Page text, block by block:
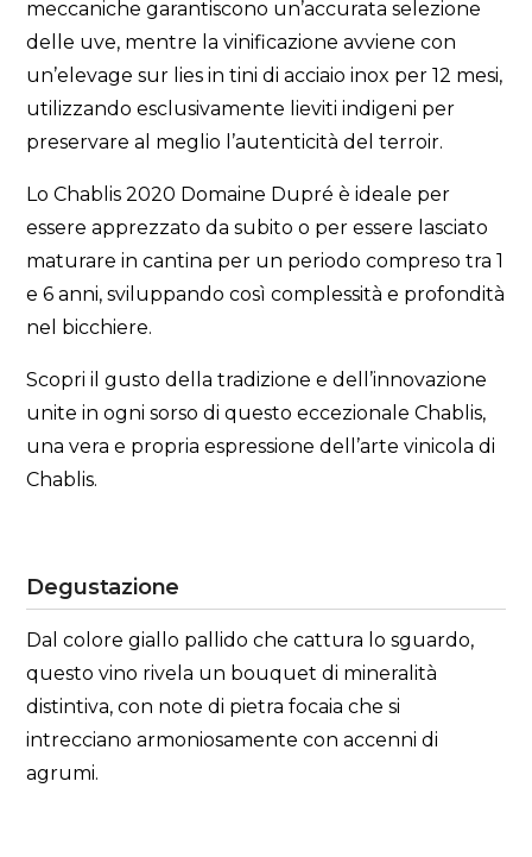
meccaniche garantiscono un’accurata selezione
delle uve, mentre la vinificazione avviene con
un’elevage sur lies in tini di acciaio inox per 12 mesi,
utilizzando esclusivamente lieviti indigeni per
preservare al meglio l’autenticità del terroir.
Lo Chablis 2020 Domaine Dupré è ideale per
essere apprezzato da subito o per essere lasciato
maturare in cantina per un periodo compreso tra 1
e 6 anni, sviluppando così complessità e profondità
nel bicchiere.
Scopri il gusto della tradizione e dell’innovazione
unite in ogni sorso di questo eccezionale Chablis,
una vera e propria espressione dell’arte vinicola di
Chablis.
Degustazione
Dal colore giallo pallido che cattura lo sguardo,
questo vino rivela un bouquet di mineralità
distintiva, con note di pietra focaia che si
intrecciano armoniosamente con accenni di
agrumi.